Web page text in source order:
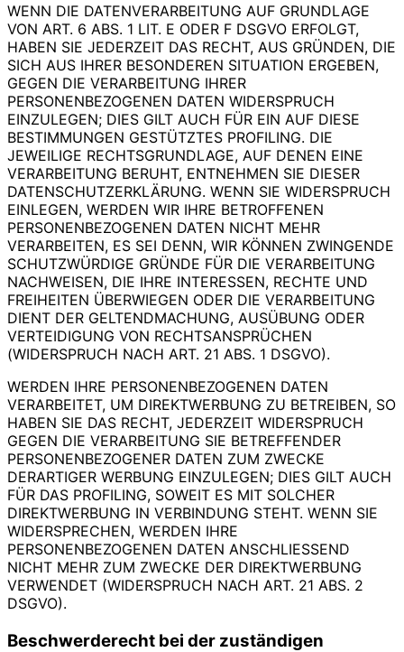
WENN DIE DATENVERARBEITUNG AUF GRUNDLAGE
VON ART. 6 ABS. 1 LIT. E ODER F DSGVO ERFOLGT,
HABEN SIE JEDERZEIT DAS RECHT, AUS GRÜNDEN, DIE
SICH AUS IHRER BESONDEREN SITUATION ERGEBEN,
GEGEN DIE VERARBEITUNG IHRER
PERSONENBEZOGENEN DATEN WIDERSPRUCH
EINZULEGEN; DIES GILT AUCH FÜR EIN AUF DIESE
BESTIMMUNGEN GESTÜTZTES PROFILING. DIE
JEWEILIGE RECHTSGRUNDLAGE, AUF DENEN EINE
VERARBEITUNG BERUHT, ENTNEHMEN SIE DIESER
DATENSCHUTZERKLÄRUNG. WENN SIE WIDERSPRUCH
EINLEGEN, WERDEN WIR IHRE BETROFFENEN
PERSONENBEZOGENEN DATEN NICHT MEHR
VERARBEITEN, ES SEI DENN, WIR KÖNNEN ZWINGENDE
SCHUTZWÜRDIGE GRÜNDE FÜR DIE VERARBEITUNG
NACHWEISEN, DIE IHRE INTERESSEN, RECHTE UND
FREIHEITEN ÜBERWIEGEN ODER DIE VERARBEITUNG
DIENT DER GELTENDMACHUNG, AUSÜBUNG ODER
VERTEIDIGUNG VON RECHTSANSPRÜCHEN
(WIDERSPRUCH NACH ART. 21 ABS. 1 DSGVO).
WERDEN IHRE PERSONENBEZOGENEN DATEN
VERARBEITET, UM DIREKTWERBUNG ZU BETREIBEN, SO
HABEN SIE DAS RECHT, JEDERZEIT WIDERSPRUCH
GEGEN DIE VERARBEITUNG SIE BETREFFENDER
PERSONENBEZOGENER DATEN ZUM ZWECKE
DERARTIGER WERBUNG EINZULEGEN; DIES GILT AUCH
FÜR DAS PROFILING, SOWEIT ES MIT SOLCHER
DIREKTWERBUNG IN VERBINDUNG STEHT. WENN SIE
WIDERSPRECHEN, WERDEN IHRE
PERSONENBEZOGENEN DATEN ANSCHLIESSEND
NICHT MEHR ZUM ZWECKE DER DIREKTWERBUNG
VERWENDET (WIDERSPRUCH NACH ART. 21 ABS. 2
DSGVO).
Beschwerde­recht bei der zuständigen